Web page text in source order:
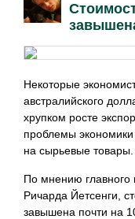
Некоторые
австралийского
хрупком росте
проблемы
на сырьевые товары.
По мнению главного
Ричарда Йетсенги,
завышена почти на